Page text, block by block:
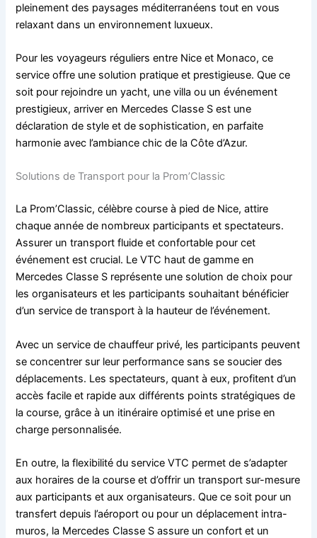
pleinement des paysages méditerranéens tout en vous
relaxant dans un environnement luxueux.
Pour les voyageurs réguliers entre Nice et Monaco, ce
service offre une solution pratique et prestigieuse. Que ce
soit pour rejoindre un yacht, une villa ou un événement
prestigieux, arriver en Mercedes Classe S est une
déclaration de style et de sophistication, en parfaite
harmonie avec l’ambiance chic de la Côte d’Azur.
Solutions de Transport pour la Prom’Classic
La Prom’Classic, célèbre course à pied de Nice, attire
chaque année de nombreux participants et spectateurs.
Assurer un transport fluide et confortable pour cet
événement est crucial. Le VTC haut de gamme en
Mercedes Classe S représente une solution de choix pour
les organisateurs et les participants souhaitant bénéficier
d’un service de transport à la hauteur de l’événement.
Avec un service de chauffeur privé, les participants peuvent
se concentrer sur leur performance sans se soucier des
déplacements. Les spectateurs, quant à eux, profitent d’un
accès facile et rapide aux différents points stratégiques de
la course, grâce à un itinéraire optimisé et une prise en
charge personnalisée.
En outre, la flexibilité du service VTC permet de s’adapter
aux horaires de la course et d’offrir un transport sur-mesure
aux participants et aux organisateurs. Que ce soit pour un
transfert depuis l’aéroport ou pour un déplacement intra-
muros, la Mercedes Classe S assure un confort et un